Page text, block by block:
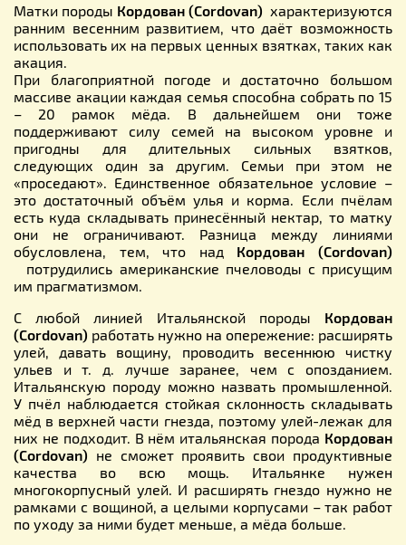
Матки породы Кордован (Cordovan) характеризуются
ранним весенним развитием, что даёт возможность
использовать их на первых ценных взятках, таких как
акация.
При благоприятной погоде и достаточно большом
массиве акации каждая семья способна собрать по 15
– 20 рамок мёда. В дальнейшем они тоже
поддерживают силу семей на высоком уровне и
пригодны для длительных сильных взятков,
следующих один за другим. Семьи при этом не
«проседают». Единственное обязательное условие –
это достаточный объём улья и корма. Если пчёлам
есть куда складывать принесённый нектар, то матку
они не ограничивают. Разница между линиями
обусловлена, тем, что над Кордован
(Cordovan)
потрудились американские пчеловоды с присущим
им прагматизмом.
С любой линией Итальянской породы Кордован
(Cordovan) работать нужно на опережение: расширять
улей, давать вощину, проводить весеннюю чистку
ульев и т. д. лучше заранее, чем с опозданием.
Итальянскую породу можно назвать промышленной.
У пчёл наблюдается стойкая склонность складывать
мёд в верхней части гнезда, поэтому улей-лежак для
них не подходит. В нём итальянская порода Кордован
(Cordovan) не сможет проявить свои продуктивные
качества во всю мощь. Итальянке нужен
многокорпусный улей. И расширять гнездо нужно не
рамками с вощиной, а целыми корпусами – так работ
по уходу за ними будет меньше, а мёда больше.